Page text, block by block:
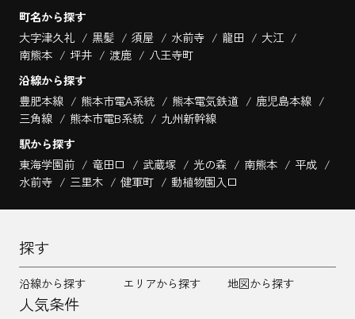
町名から探す
大字津久礼
黒髪 須屋 水前寺 龍田
大江
南熊本
坪井 渡鹿
八王寺町
沿線から探す
豊肥本線
熊本市電A系統 熊本電気鉄道
鹿児島本線
三角線
熊本市電B系統
九州新幹線
駅から探す
東海学園前
竜田口 武蔵塚 光の森 南熊本
平成
水前寺
三里木 健軍町 動植物園入口
探す
沿線から探す エリアから探す 地図から探す
人気条件